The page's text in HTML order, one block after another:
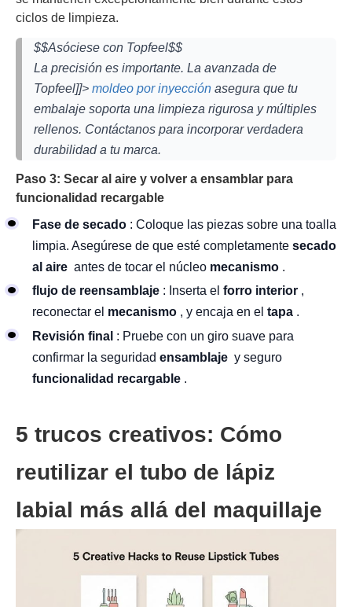
ciclos de limpieza.
$$Asóciese con Topfeel$$
La precisión es importante. La avanzada de
Topfeel]]> moldeo por inyección asegura que tu
embalaje soporta una limpieza rigurosa y múltiples
rellenos. Contáctanos para incorporar verdadera
durabilidad a tu marca.
Paso 3: Secar al aire y volver a ensamblar para
funcionalidad recargable
Fase de secado : Coloque las piezas sobre una toalla
limpia. Asegúrese de que esté completamente secado
al aire antes de tocar el núcleo mecanismo .
flujo de reensamblaje : Inserta el forro interior ,
reconectar el mecanismo , y encaja en el tapa .
Revisión final : Pruebe con un giro suave para
confirmar la seguridad ensamblaje y seguro
funcionalidad recargable .
5 trucos creativos: Cómo
reutilizar el tubo de lápiz
labial más allá del maquillaje